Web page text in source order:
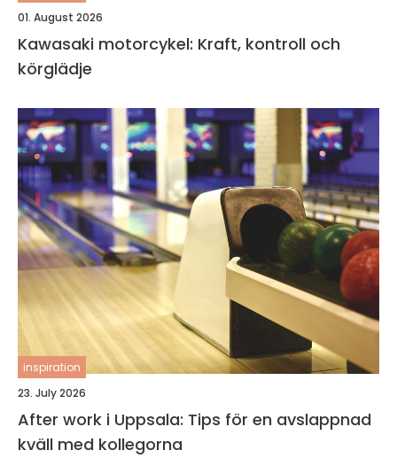
01. August 2026
Kawasaki motorcykel: Kraft, kontroll och
körglädje
inspiration
23. July 2026
After work i Uppsala: Tips för en avslappnad
kväll med kollegorna